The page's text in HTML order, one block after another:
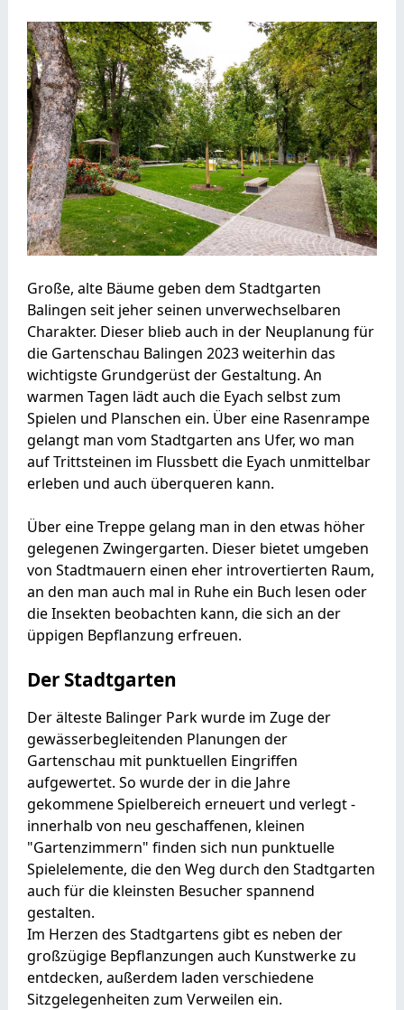
Große, alte Bäume geben dem Stadtgarten
Balingen seit jeher seinen unverwechselbaren
Charakter. Dieser blieb auch in der Neuplanung für
die Gartenschau Balingen 2023 weiterhin das
wichtigste Grundgerüst der Gestaltung. An
warmen Tagen lädt auch die Eyach selbst zum
Spielen und Planschen ein. Über eine Rasenrampe
gelangt man vom Stadtgarten ans Ufer, wo man
auf Trittsteinen im Flussbett die Eyach unmittelbar
erleben und auch überqueren kann.
Über eine Treppe gelang man in den etwas höher
gelegenen Zwingergarten. Dieser bietet umgeben
von Stadtmauern einen eher introvertierten Raum,
an den man auch mal in Ruhe ein Buch lesen oder
die Insekten beobachten kann, die sich an der
üppigen Bepflanzung erfreuen.
Der Stadtgarten
Der älteste Balinger Park wurde im Zuge der
gewässerbegleitenden Planungen der
Gartenschau mit punktuellen Eingriffen
aufgewertet. So wurde der in die Jahre
gekommene Spielbereich erneuert und verlegt -
innerhalb von neu geschaffenen, kleinen
"Gartenzimmern" finden sich nun punktuelle
Spielelemente, die den Weg durch den Stadtgarten
auch für die kleinsten Besucher spannend
gestalten.
Im Herzen des Stadtgartens gibt es neben der
großzügige Bepflanzungen auch Kunstwerke zu
entdecken, außerdem laden verschiedene
Sitzgelegenheiten zum Verweilen ein.